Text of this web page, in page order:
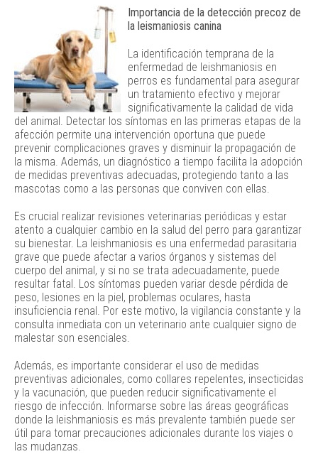
Importancia de la detección precoz de
la leismaniosis canina
La identificación temprana de la
enfermedad de leishmaniosis en
perros es fundamental para asegurar
un tratamiento efectivo y mejorar
significativamente la calidad de vida
del animal. Detectar los síntomas en las primeras etapas de la
afección permite una intervención oportuna que puede
prevenir complicaciones graves y disminuir la propagación de
la misma. Además, un diagnóstico a tiempo facilita la adopción
de medidas preventivas adecuadas, protegiendo tanto a las
mascotas como a las personas que conviven con ellas.
Es crucial realizar revisiones veterinarias periódicas y estar
atento a cualquier cambio en la salud del perro para garantizar
su bienestar. La leishmaniosis es una enfermedad parasitaria
grave que puede afectar a varios órganos y sistemas del
cuerpo del animal, y si no se trata adecuadamente, puede
resultar fatal. Los síntomas pueden variar desde pérdida de
peso, lesiones en la piel, problemas oculares, hasta
insuficiencia renal. Por este motivo, la vigilancia constante y la
consulta inmediata con un veterinario ante cualquier signo de
malestar son esenciales.
Además, es importante considerar el uso de medidas
preventivas adicionales, como collares repelentes, insecticidas
y la vacunación, que pueden reducir significativamente el
riesgo de infección. Informarse sobre las áreas geográficas
donde la leishmaniosis es más prevalente también puede ser
útil para tomar precauciones adicionales durante los viajes o
las mudanzas.